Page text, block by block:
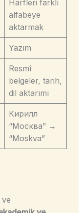
Harfleri farklı
alfabeye
aktarmak
Yazım
Resmî
belgeler, tarih,
dil aktarımı
Кирилл
“Москва” →
“Moskva”